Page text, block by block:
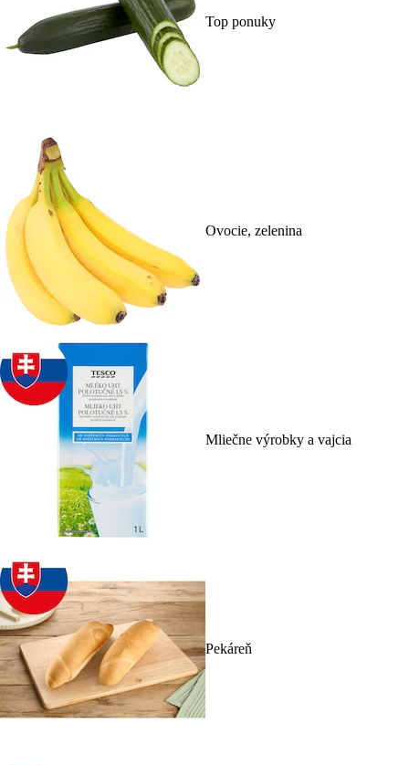
Top ponuky
Ovocie, zelenina
Mliečne výrobky a vajcia
Pekáreň